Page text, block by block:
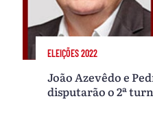
ELEIÇÕES 2022
João Azevêdo e
disputarão o 2ª